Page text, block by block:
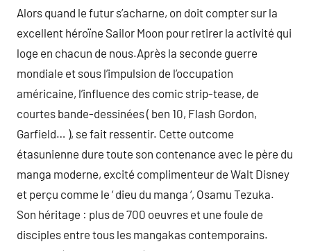
Alors quand le futur s’acharne, on doit compter sur la
excellent héroïne Sailor Moon pour retirer la activité qui
loge en chacun de nous.Après la seconde guerre
mondiale et sous l’impulsion de l’occupation
américaine, l’influence des comic strip-tease, de
courtes bande-dessinées ( ben 10, Flash Gordon,
Garfield… ), se fait ressentir. Cette outcome
étasunienne dure toute son contenance avec le père du
manga moderne, excité complimenteur de Walt Disney
et perçu comme le ‘ dieu du manga ‘, Osamu Tezuka.
Son héritage : plus de 700 oeuvres et une foule de
disciples entre tous les mangakas contemporains.